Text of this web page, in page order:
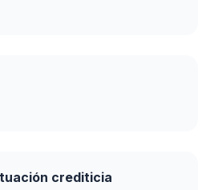
crediticia